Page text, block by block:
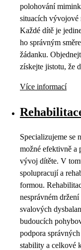
polohování
situacích vývojové
Každé dítě je
ho správným
žádanku.
získejte jistotu, že
Více informací
Specializujeme se
možné efektivně a
vývoj dítěte. V
spolupracují a
formou.
nesprávném
svalových
budoucích
podpora
stability a celkové